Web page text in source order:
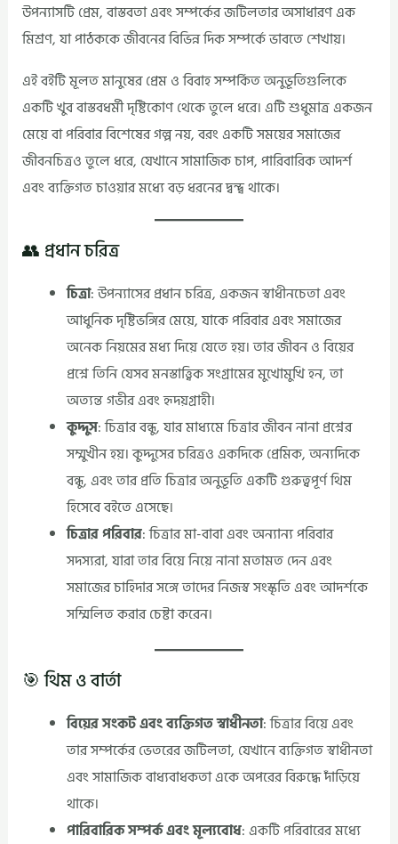
উপন্যাসটি প্রেম, বাস্তবতা এবং সম্পর্কের জটিলতার অসাধারণ এক
মিশ্রণ, যা পাঠককে জীবনের বিভিন্ন দিক সম্পর্কে ভাবতে শেখায়।
এই বইটি মূলত মানুষের প্রেম ও বিবাহ সম্পর্কিত অনুভূতিগুলিকে
একটি খুব বাস্তবধর্মী দৃষ্টিকোণ থেকে তুলে ধরে। এটি শুধুমাত্র একজন
মেয়ে বা পরিবার বিশেষের গল্প নয়, বরং একটি সময়ের সমাজের
জীবনচিত্রও তুলে ধরে, যেখানে সামাজিক চাপ, পারিবারিক আদর্শ
এবং ব্যক্তিগত চাওয়ার মধ্যে বড় ধরনের দ্বন্দ্ব থাকে।
👥 প্রধান চরিত্র
চিত্রা: উপন্যাসের প্রধান চরিত্র, একজন স্বাধীনচেতা এবং
আধুনিক দৃষ্টিভঙ্গির মেয়ে, যাকে পরিবার এবং সমাজের
অনেক নিয়মের মধ্য দিয়ে যেতে হয়। তার জীবন ও বিয়ের
প্রশ্নে তিনি যেসব মনস্তাত্ত্বিক সংগ্রামের মুখোমুখি হন, তা
অত্যন্ত গভীর এবং হৃদয়গ্রাহী।
কুদ্দুস: চিত্রার বন্ধু, যার মাধ্যমে চিত্রার জীবন নানা প্রশ্নের
সম্মুখীন হয়। কুদ্দুসের চরিত্রও একদিকে প্রেমিক, অন্যদিকে
বন্ধু, এবং তার প্রতি চিত্রার অনুভূতি একটি গুরুত্বপূর্ণ থিম
হিসেবে বইতে এসেছে।
চিত্রার পরিবার: চিত্রার মা-বাবা এবং অন্যান্য পরিবার
সদস্যরা, যারা তার বিয়ে নিয়ে নানা মতামত দেন এবং
সমাজের চাহিদার সঙ্গে তাদের নিজস্ব সংস্কৃতি এবং আদর্শকে
সম্মিলিত করার চেষ্টা করেন।
🎯 থিম ও বার্তা
বিয়ের সংকট এবং ব্যক্তিগত স্বাধীনতা: চিত্রার বিয়ে এবং
তার সম্পর্কের ভেতরের জটিলতা, যেখানে ব্যক্তিগত স্বাধীনতা
এবং সামাজিক বাধ্যবাধকতা একে অপরের বিরুদ্ধে দাঁড়িয়ে
থাকে।
পারিবারিক সম্পর্ক এবং মূল্যবোধ: একটি পরিবারের মধ্যে